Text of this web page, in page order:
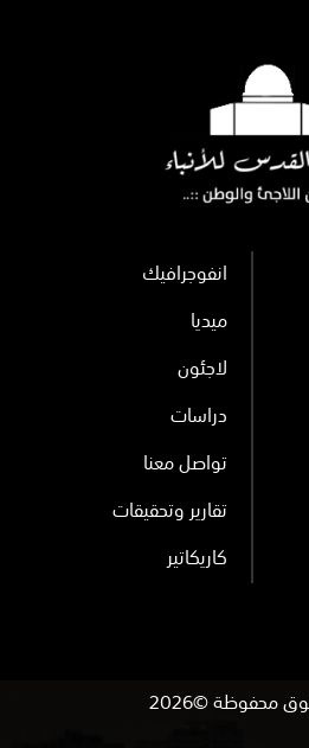
انفوجرافيك
ميديا
لاجئون
دراسات
تواصل معنا
تقارير وتحقيقات
كاريكاتير
محفوظة ©2026